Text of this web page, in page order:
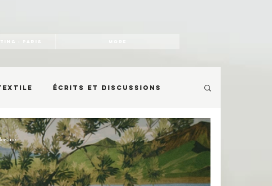
- PARIS
Écrits et discussions